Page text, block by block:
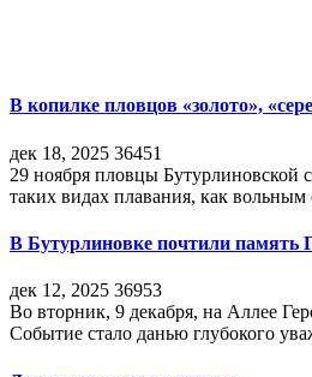
В копилке пловцов «золото»,
дек 18, 2025 36451
29 ноября пловцы Бутурлиновской
таких видах плавания, как
В Бутурлиновке почтили память
дек 12, 2025 36953
Во вторник, 9 декабря, на Аллее
Событие стало данью глубокого